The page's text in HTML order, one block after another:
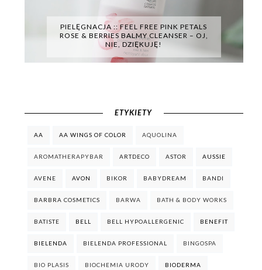
PIELĘGNACJA :: FEEL FREE PINK PETALS
ROSE & BERRIES BALMY CLEANSER – OJ,
NIE, DZIĘKUJĘ!
ETYKIETY
AA AA WINGS OF COLOR AQUOLINA
AROMATHERAPYBAR ARTDECO ASTOR AUSSIE
AVENE AVON BIKOR BABYDREAM BANDI
BARBRA COSMETICS BARWA BATH & BODY WORKS
BATISTE BELL BELL HYPOALLERGENIC BENEFIT
BIELENDA BIELENDA PROFESSIONAL BINGOSPA
BIO PLASIS BIOCHEMIA URODY BIODERMA